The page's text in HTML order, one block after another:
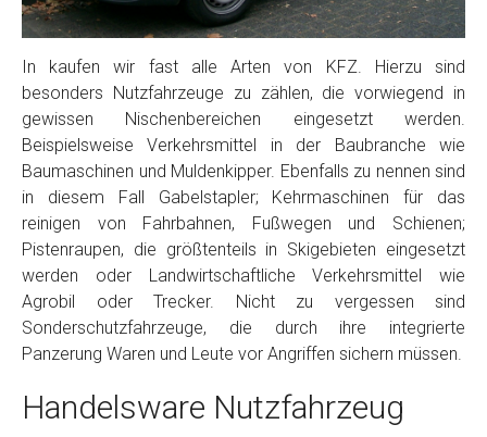
In kaufen wir fast alle Arten von KFZ. Hierzu sind
besonders Nutzfahrzeuge zu zählen, die vorwiegend in
gewissen Nischenbereichen eingesetzt werden.
Beispielsweise Verkehrsmittel in der Baubranche wie
Baumaschinen und Muldenkipper. Ebenfalls zu nennen sind
in diesem Fall Gabelstapler; Kehrmaschinen für das
reinigen von Fahrbahnen, Fußwegen und Schienen;
Pistenraupen, die größtenteils in Skigebieten eingesetzt
werden oder Landwirtschaftliche Verkehrsmittel wie
Agrobil oder Trecker. Nicht zu vergessen sind
Sonderschutzfahrzeuge, die durch ihre integrierte
Panzerung Waren und Leute vor Angriffen sichern müssen.
Handelsware Nutzfahrzeug